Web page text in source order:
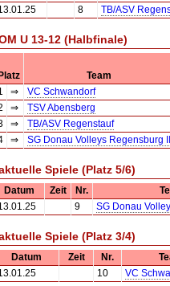
8 TB/ASV
U 13-12 (Halbfinale)
Platz
Team
⇒
VC Schwandorf
⇒
TSV Abensberg
⇒
TB/ASV Regenstauf
⇒ SG Donau Volleys Regensburg II
Spiele (Platz 5/6)
Datum Zeit Nr.
9 SG Donau
Spiele (Platz 3/4)
Datum Zeit Nr.
10 VC